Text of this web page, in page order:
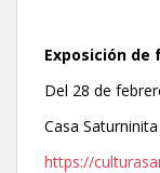
Exposición
Del 28 de
Casa Saturninita
https://